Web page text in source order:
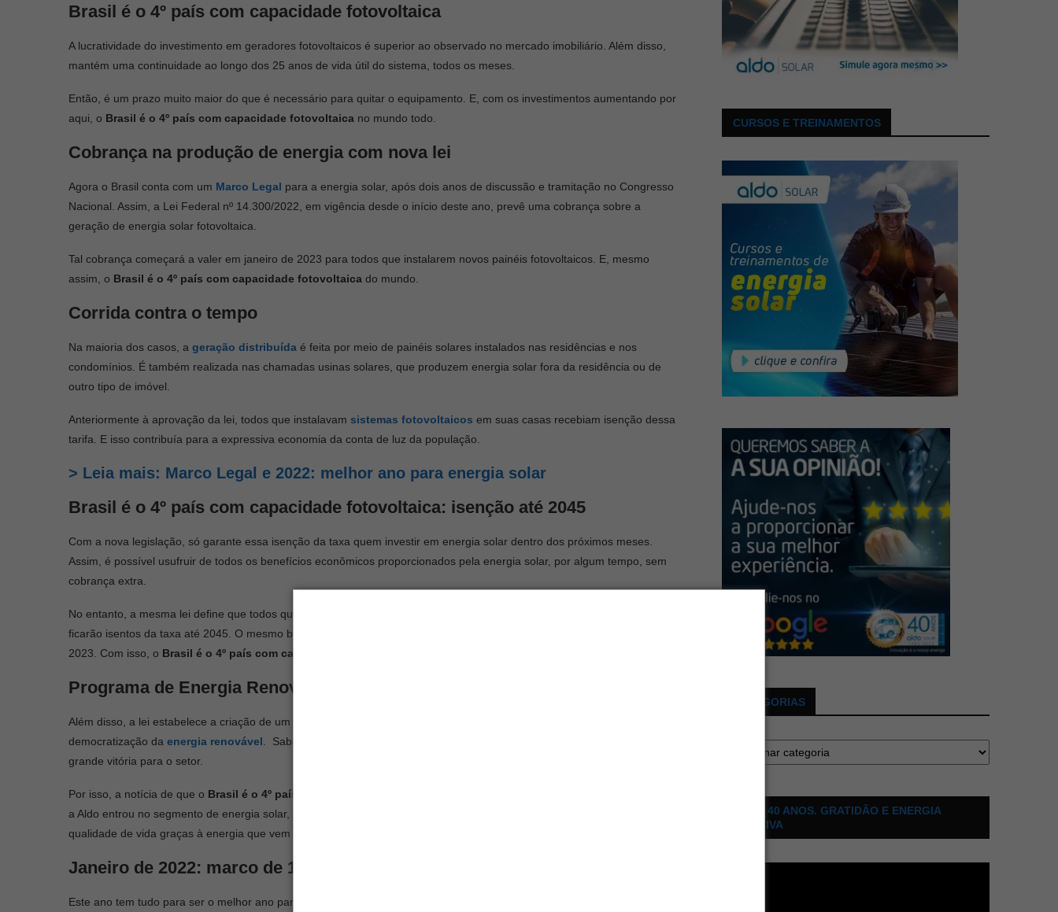
Brasil é o 4º país com capacidade fotovoltaica
A lucratividade do investimento em geradores fotovoltaicos é superior ao observado no mercado imobiliário. Além disso,
mantém uma continuidade ao longo dos 25 anos de vida útil do sistema, todos os meses.
Então, é um prazo muito maior do que é necessário para quitar o equipamento. E, com os investimentos aumentando por
aqui, o Brasil é o 4º país com capacidade fotovoltaica no mundo todo.
Cobrança na produção de energia com nova lei
Agora o Brasil conta com um Marco Legal para a energia solar, após dois anos de discussão e tramitação no Congresso
Nacional. Assim, a Lei Federal nº 14.300/2022, em vigência desde o início deste ano, prevê uma cobrança sobre a
geração de energia solar fotovoltaica.
Tal cobrança começará a valer em janeiro de 2023 para todos que instalarem novos painéis fotovoltaicos. E, mesmo
assim, o Brasil é o 4º país com capacidade fotovoltaica do mundo.
Corrida contra o tempo
Na maioria dos casos, a geração distribuída é feita por meio de painéis solares instalados nas residências e nos
condomínios. É também realizada nas chamadas usinas solares, que produzem energia solar fora da residência ou de
outro tipo de imóvel.
Anteriormente à aprovação da lei, todos que instalavam sistemas fotovoltaicos em suas casas recebiam isenção dessa
tarifa. E isso contribuía para a expressiva economia da conta de luz da população.
> Leia mais: Marco Legal e 2022: melhor ano para energia solar
Brasil é o 4º país com capacidade fotovoltaica: isenção até 2045
Com a nova legislação, só garante essa isenção da taxa quem investir em energia solar dentro dos próximos meses.
Assim, é possível usufruir de todos os benefícios econômicos proporcionados pela energia solar, por algum tempo, sem
cobrança extra.
No entanto, a mesma lei define que todos que já tinham seus equipamentos solares instalados antes de sua publicação
ficarão isentos da taxa até 2045. O mesmo benefício é válido para quem fizer sua instalação até o início de janeiro de
2023. Com isso, o Brasil é o 4º país com capacidade fotovoltaica
Programa de Energia Renovável
Além disso, a lei estabelece a criação de um PERS (Programa de Energia Renovável), que será responsável pela
democratização da energia renovável . Saber que as comunidades de baixa renda terão acesso à energia solar é uma
grande vitória para o setor.
Por isso, a notícia de que o Brasil é o 4º país com capacidade fotovoltaica,
a Aldo entrou no segmento de energia solar, a missão da empresa tem sido a mesma. Ver cada vez mais famílias com
qualidade de vida graças à energia que vem do Sol.
Janeiro de 2022: marco de 1 milhão de consumidores
Este ano tem tudo para ser o melhor ano para energia solar. Ainda em janeiro de 2022, batemos o marco de 1 milhão de
CURSOS E TREINAMENTOS
CATEGORIAS
ALDO 40 ANOS. GRATIDÃO E ENERGIA
POSITIVA